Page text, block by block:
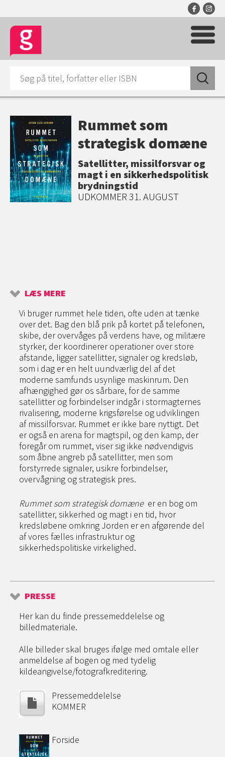
Rummet som
strategisk domæne
Satellitter, missilforsvar og
magt i en sikkerhedspolitisk
brydningstid
UDKOMMER 31. AUGUST
LÆS MERE
Vi bruger rummet hele tiden, ofte uden at tænke
over det. Bag den blå prik på kortet på telefonen,
skibe, der overvåges på verdens have, og militære
styrker, der koordinerer operationer over store
afstande, ligger satellitter, signaler og kredsløb,
som i dag er en helt uundværlig del af det
moderne samfunds usynlige maskinrum. Den
afhængighed gør os sårbare, for de samme
satellitter og forbindelser indgår i stormagternes
rivalisering, moderne krigsførelse og udviklingen
af missilforsvar. Rummet er ikke bare nyttigt. Det
er også en arena for magtspil, og den kamp, der
foregår om rummet, viser sig ikke nødvendigvis
som åbne angreb på satellitter, men som
forstyrrede signaler, usikre forbindelser,
overvågning og strategisk pres.
Rummet som strategisk domæne er en bog om
satellitter, sikkerhed og magt i en tid, hvor
kredsløbene omkring Jorden er en afgørende del
af vores fælles infrastruktur og
sikkerhedspolitiske virkelighed.
PRESSE
Her kan du finde pressemeddelelse og
billedmateriale.
Alle billeder skal bruges ifølge med omtale eller
anmeldelse af bogen og med tydelig
kildeangivelse/fotografkreditering.
Pressemeddelelse
KOMMER
Forside